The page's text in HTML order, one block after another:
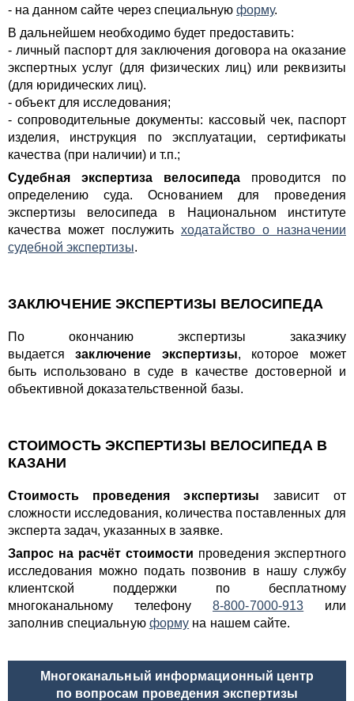
- на данном сайте через специальнуюформу.
В дальнейшем необходимо будет предоставить:
- личный паспорт для заключения договора на оказание
экспертных услуг (для физических лиц) или реквизиты
(для юридических лиц).
- объект для исследования;
- сопроводительные документы: кассовый чек, паспорт
изделия, инструкция по эксплуатации, сертификаты
качества (при наличии) и т.п.;
Судебная экспертиза велосипеда проводится по
определению суда. Основанием для проведения
экспертизы велосипеда в Национальном институте
качества может послужитьходатайство о назначении
судебной экспертизы.
ЗАКЛЮЧЕНИЕ ЭКСПЕРТИЗЫ ВЕЛОСИПЕДА
По окончанию экспертизы заказчику
выдаетсязаключение экспертизы, которое может
быть использовано в суде в качестве достоверной и
объективной доказательственной базы.
СТОИМОСТЬ ЭКСПЕРТИЗЫ ВЕЛОСИПЕДА В
КАЗАНИ
Стоимость проведения экспертизы зависит от
сложности исследования, количества поставленных для
эксперта задач, указанных в заявке.
Запрос на расчёт стоимости проведения экспертного
исследования можно подать позвонив в нашу службу
клиентской поддержки по бесплатному
многоканальному телефону8-800-7000-913 или
заполнив специальную форму на нашем сайте.
Многоканальный информационный центр
по вопросам проведения экспертизы